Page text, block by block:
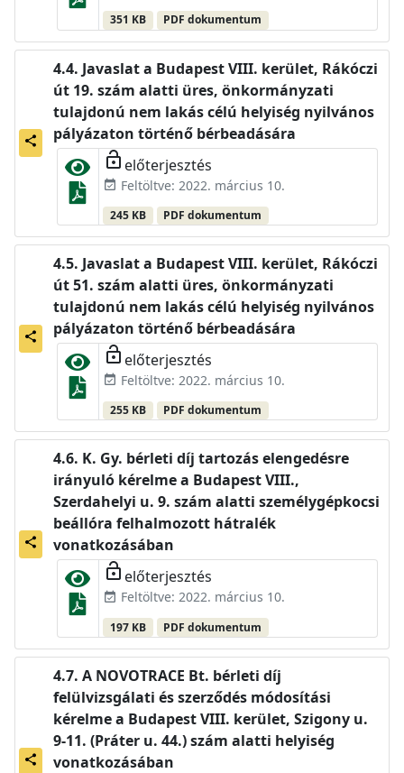
351 KB PDF dokumentum
share
Javaslat a Budapest VIII. kerület, Rákóczi
út 19. szám alatti üres, önkormányzati
tulajdonú nem lakás célú helyiség nyilvános
pályázaton történő bérbeadására
lock_open előterjesztés
event_available Feltöltve: 2022. március 10.
245 KB PDF dokumentum
share
Javaslat a Budapest VIII. kerület, Rákóczi
út 51. szám alatti üres, önkormányzati
tulajdonú nem lakás célú helyiség nyilvános
pályázaton történő bérbeadására
lock_open előterjesztés
event_available Feltöltve: 2022. március 10.
255 KB PDF dokumentum
share
K. Gy. bérleti díj tartozás elengedésre
irányuló kérelme a Budapest VIII.,
Szerdahelyi u. 9. szám alatti személygépkocsi
beállóra felhalmozott hátralék
vonatkozásában
lock_open előterjesztés
event_available Feltöltve: 2022. március 10.
197 KB PDF dokumentum
share
A NOVOTRACE Bt. bérleti díj
felülvizsgálati és szerződés módosítási
kérelme a Budapest VIII. kerület, Szigony u.
9-11. (Práter u. 44.) szám alatti helyiség
vonatkozásában